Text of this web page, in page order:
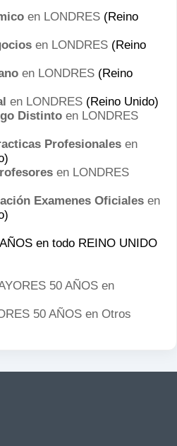
en LONDRES (Reino
en LONDRES (Reino
en LONDRES (Reino
en LONDRES (Reino Unido)
Distinto en LONDRES
Profesionales en
en LONDRES
Examenes Oficiales en
en todo REINO UNIDO
50 AÑOS en
50 AÑOS en Otros